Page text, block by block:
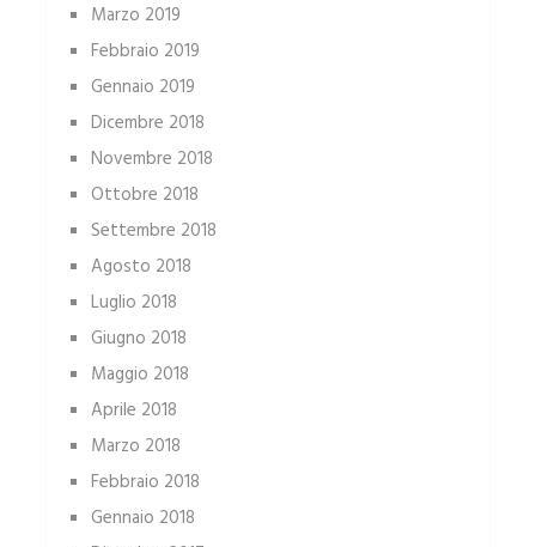
Marzo 2019
Febbraio 2019
Gennaio 2019
Dicembre 2018
Novembre 2018
Ottobre 2018
Settembre 2018
Agosto 2018
Luglio 2018
Giugno 2018
Maggio 2018
Aprile 2018
Marzo 2018
Febbraio 2018
Gennaio 2018